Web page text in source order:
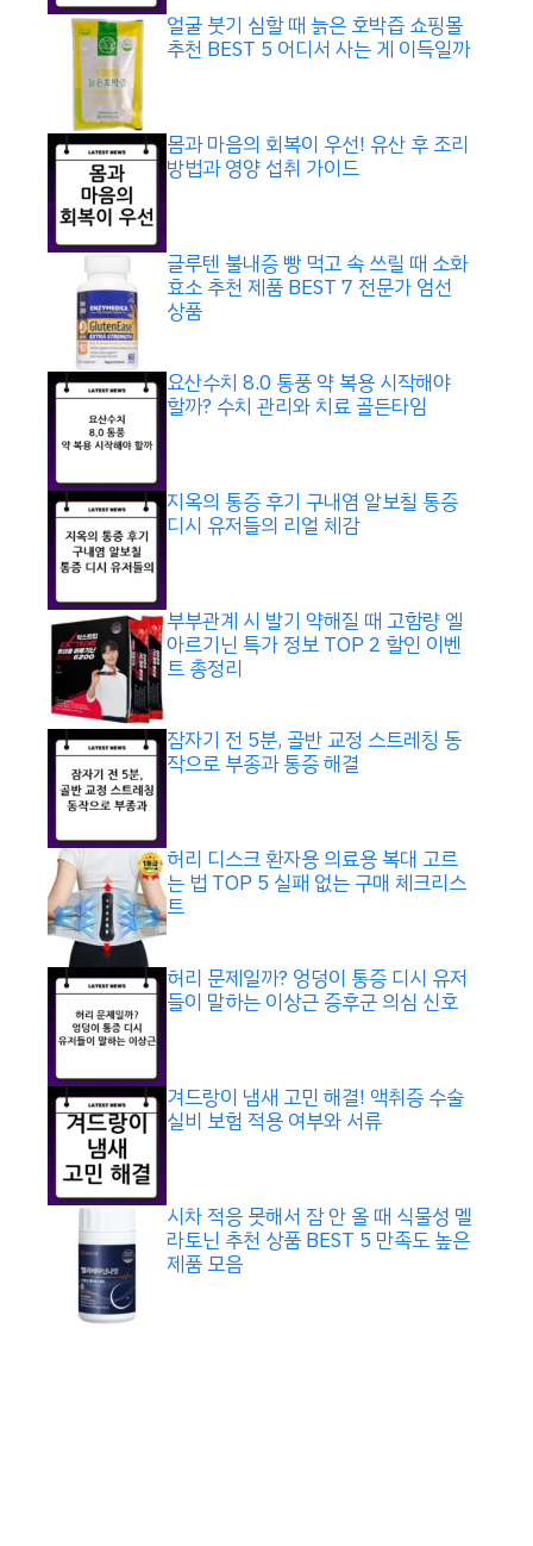
얼굴 붓기 심할 때 늙은 호박즙 쇼핑몰
추천 BEST 5 어디서 사는 게 이득일까
몸과 마음의 회복이 우선! 유산 후 조리
방법과 영양 섭취 가이드
글루텐 불내증 빵 먹고 속 쓰릴 때 소화
효소 추천 제품 BEST 7 전문가 엄선
상품
요산수치 8.0 통풍 약 복용 시작해야
할까? 수치 관리와 치료 골든타임
지옥의 통증 후기 구내염 알보칠 통증
디시 유저들의 리얼 체감
부부관계 시 발기 약해질 때 고함량 엘
아르기닌 특가 정보 TOP 2 할인 이벤
트 총정리
잠자기 전 5분, 골반 교정 스트레칭 동
작으로 부종과 통증 해결
허리 디스크 환자용 의료용 복대 고르
는 법 TOP 5 실패 없는 구매 체크리스
트
허리 문제일까? 엉덩이 통증 디시 유저
들이 말하는 이상근 증후군 의심 신호
겨드랑이 냄새 고민 해결! 액취증 수술
실비 보험 적용 여부와 서류
시차 적응 못해서 잠 안 올 때 식물성 멜
라토닌 추천 상품 BEST 5 만족도 높은
제품 모음